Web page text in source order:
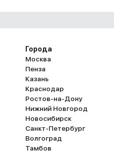
Города
Москва
Пенза
Казань
Краснодар
Ростов-на-Дону
Нижний Новгород
Новосибирск
Санкт-Петербург
Волгоград
Тамбов